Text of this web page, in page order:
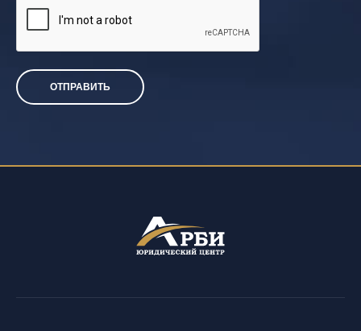
ОТПРАВИТЬ